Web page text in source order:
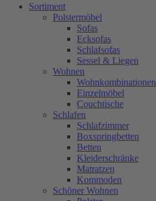
Sortiment
Polstermöbel
Sofas
Ecksofas
Schlafsofas
Sessel & Liegen
Wohnen
Wohnkombinationen
Einzelmöbel
Couchtische
Schlafen
Schlafzimmer
Boxspringbetten
Betten
Kleiderschränke
Matratzen
Kommoden
Schöner Wohnen